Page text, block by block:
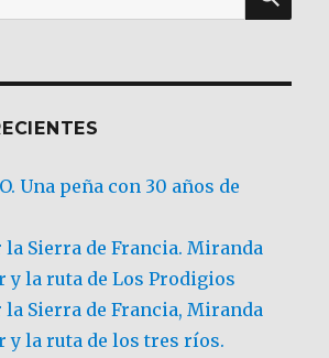
Una peña con 30 años de
la Sierra de Francia. Miranda
y la ruta de Los Prodigios
la Sierra de Francia, Miranda
y la ruta de los tres ríos.